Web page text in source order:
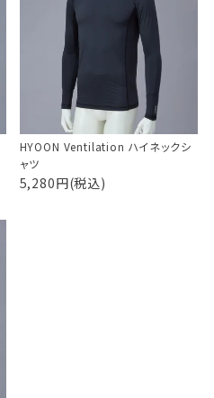
HYOON Ventilation ハイネックシ
ャツ
5,280円(税込)